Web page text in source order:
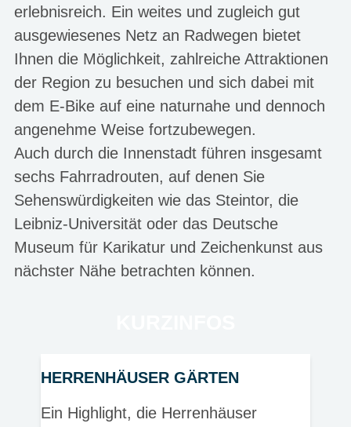
erlebnisreich. Ein weites und zugleich gut
ausgewiesenes Netz an Radwegen bietet
Ihnen die Möglichkeit, zahlreiche Attraktionen
der Region zu besuchen und sich dabei mit
dem E-Bike auf eine naturnahe und dennoch
angenehme Weise fortzubewegen.
Auch durch die Innenstadt führen insgesamt
sechs Fahrradrouten, auf denen Sie
Sehenswürdigkeiten wie das Steintor, die
Leibniz-Universität oder das Deutsche
Museum für Karikatur und Zeichenkunst aus
nächster Nähe betrachten können.
HERRENHÄUSER GÄRTEN
Ein Highlight, die Herrenhäuser